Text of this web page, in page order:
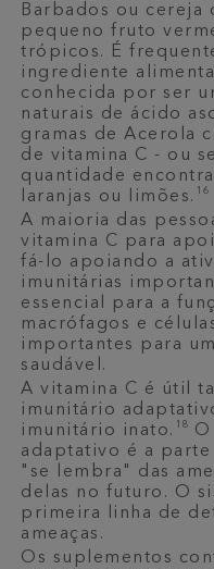
Barbados ou cereja
pequeno fruto
trópicos. É
ingrediente
conhecida por ser
naturais de ácido
gramas de Acerola
de vitamina C - ou
quantidade
laranjas ou limões. 16
A maioria das
vitamina C para
fá-lo apoiando a
imunitárias
essencial para a
macrófagos e
importantes para
saudável.
A vitamina C é útil
imunitário
imunitário inato. 18
adaptativo é a
"se lembra" das
delas no futuro. O
primeira linha de
ameaças.
Os suplementos